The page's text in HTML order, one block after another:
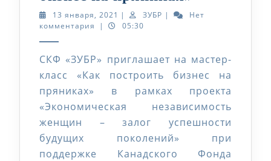
на
«Как
построить
бизнес
на
13 января, 2021 13
января,
| ЗУБР ЗУБР
|
Нет
комментария
| 05:30
СКФ «ЗУБР» приглашает на мастер-
класс «Как построить бизнес на
пряниках» в рамках проекта
«Экономическая независимость
женщин – залог успешности
будущих поколений» при
поддержке Канадского Фонда